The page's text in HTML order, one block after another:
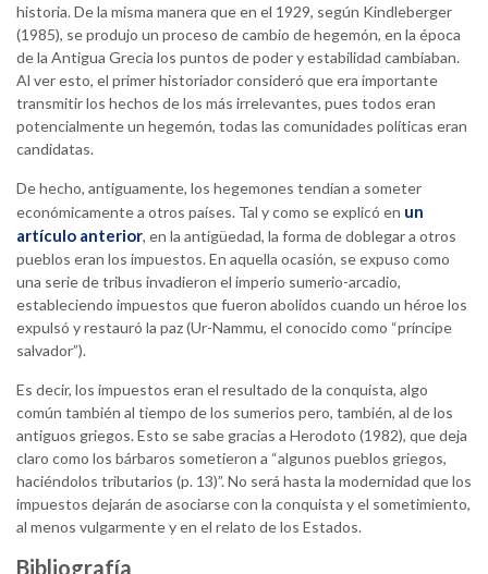
historia. De la misma manera que en el 1929, según Kindleberger
(1985), se produjo un proceso de cambio de hegemón, en la época
de la Antigua Grecia los puntos de poder y estabilidad cambiaban.
Al ver esto, el primer historiador consideró que era importante
transmitir los hechos de los más irrelevantes, pues todos eran
potencialmente un hegemón, todas las comunidades políticas eran
candidatas.
De hecho, antiguamente, los hegemones tendían a someter
económicamente a otros países. Tal y como se explicó en un
artículo anterior, en la antigüedad, la forma de doblegar a otros
pueblos eran los impuestos. En aquella ocasión, se expuso como
una serie de tribus invadieron el imperio sumerio-arcadio,
estableciendo impuestos que fueron abolidos cuando un héroe los
expulsó y restauró la paz (Ur-Nammu, el conocido como “príncipe
salvador”).
Es decir, los impuestos eran el resultado de la conquista, algo
común también al tiempo de los sumerios pero, también, al de los
antiguos griegos. Esto se sabe gracias a Herodoto (1982), que deja
claro como los bárbaros sometieron a “algunos pueblos griegos,
haciéndolos tributarios (p. 13)”. No será hasta la modernidad que los
impuestos dejarán de asociarse con la conquista y el sometimiento,
al menos vulgarmente y en el relato de los Estados.
Bibliografía